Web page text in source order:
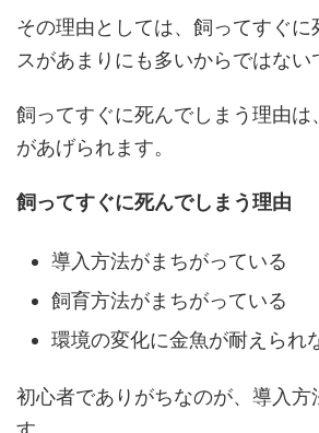
その理由としては、飼ってすぐに
スがあまりにも多いからではない
飼ってすぐに死んでしまう理由は
があげられます。
飼ってすぐに死んでしまう理由
導入方法がまちがっている
飼育方法がまちがっている
環境の変化に金魚が耐えられ
初心者でありがちなのが、導入方